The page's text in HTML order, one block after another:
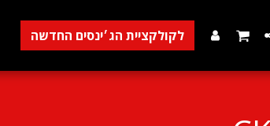
לקולקציית הג׳ינסים החדשה